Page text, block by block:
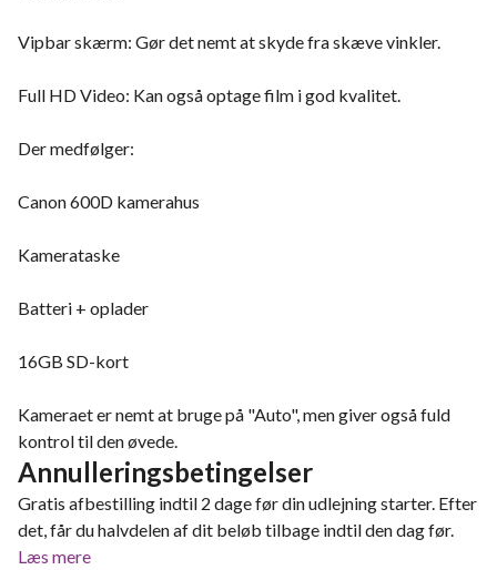
Vipbar skærm: Gør det nemt at skyde fra skæve vinkler.
Full HD Video: Kan også optage film i god kvalitet.
Der medfølger:
Canon 600D kamerahus
Kamerataske
Batteri + oplader
16GB SD-kort
Kameraet er nemt at bruge på "Auto", men giver også fuld
kontrol til den øvede.
Annulleringsbetingelser
Gratis afbestilling indtil 2 dage før din udlejning starter. Efter
det, får du halvdelen af dit beløb tilbage indtil den dag før.
Læs mere